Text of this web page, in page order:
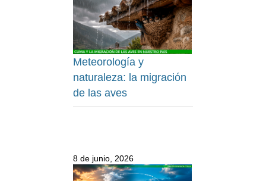
Meteorología y
naturaleza: la migración
de las aves
8 de junio, 2026